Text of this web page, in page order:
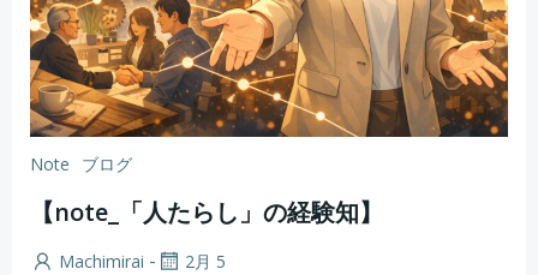
Note ブログ
【note_「人たらし」の経験知】
Machimirai - 2月 5